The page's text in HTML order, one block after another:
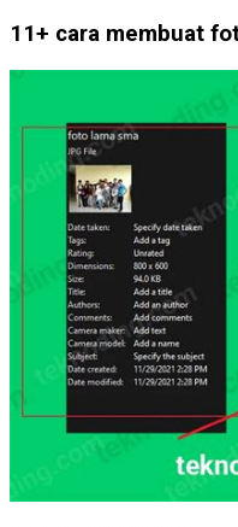
11+ cara membuat